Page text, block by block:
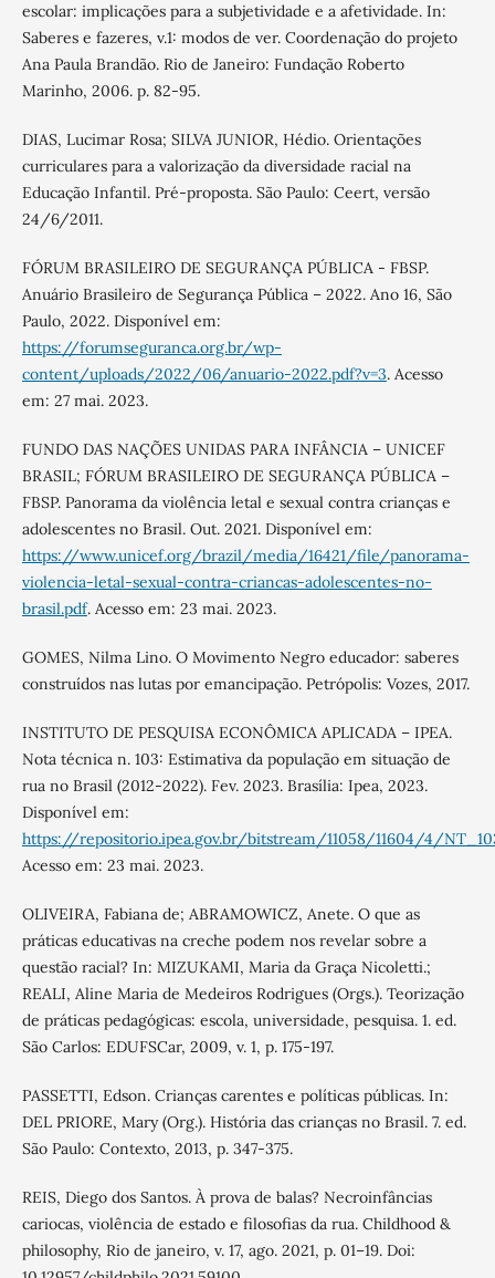
escolar: implicações para a subjetividade e a afetividade. In:
Saberes e fazeres, v.1: modos de ver. Coordenação do projeto
Ana Paula Brandão. Rio de Janeiro: Fundação Roberto
Marinho, 2006. p. 82-95.
DIAS, Lucimar Rosa; SILVA JUNIOR, Hédio. Orientações
curriculares para a valorização da diversidade racial na
Educação Infantil. Pré-proposta. São Paulo: Ceert, versão
24/6/2011.
FÓRUM BRASILEIRO DE SEGURANÇA PÚBLICA - FBSP.
Anuário Brasileiro de Segurança Pública – 2022. Ano 16, São
Paulo, 2022. Disponível em:
https://forumseguranca.org.br/wp-
content/uploads/2022/06/anuario-2022.pdf?v=3. Acesso
em: 27 mai. 2023.
FUNDO DAS NAÇÕES UNIDAS PARA INFÂNCIA – UNICEF
BRASIL; FÓRUM BRASILEIRO DE SEGURANÇA PÚBLICA –
FBSP. Panorama da violência letal e sexual contra crianças e
adolescentes no Brasil. Out. 2021. Disponível em:
https://www.unicef.org/brazil/media/16421/file/panorama-
violencia-letal-sexual-contra-criancas-adolescentes-no-
brasil.pdf. Acesso em: 23 mai. 2023.
GOMES, Nilma Lino. O Movimento Negro educador: saberes
construídos nas lutas por emancipação. Petrópolis: Vozes, 2017.
INSTITUTO DE PESQUISA ECONÔMICA APLICADA – IPEA.
Nota técnica n. 103: Estimativa da população em situação de
rua no Brasil (2012-2022). Fev. 2023. Brasília: Ipea, 2023.
Disponível em:
https://repositorio.ipea.gov.br/bitstream/11058/11604/4/
Acesso em: 23 mai. 2023.
OLIVEIRA, Fabiana de; ABRAMOWICZ, Anete. O que as
práticas educativas na creche podem nos revelar sobre a
questão racial? In: MIZUKAMI, Maria da Graça Nicoletti.;
REALI, Aline Maria de Medeiros Rodrigues (Orgs.). Teorização
de práticas pedagógicas: escola, universidade, pesquisa. 1. ed.
São Carlos: EDUFSCar, 2009, v. 1, p. 175-197.
PASSETTI, Edson. Crianças carentes e políticas públicas. In:
DEL PRIORE, Mary (Org.). História das crianças no Brasil. 7. ed.
São Paulo: Contexto, 2013, p. 347-375.
REIS, Diego dos Santos. À prova de balas? Necroinfâncias
cariocas, violência de estado e filosofias da rua. Childhood &
philosophy, Rio de janeiro, v. 17, ago. 2021, p. 01–19. Doi: